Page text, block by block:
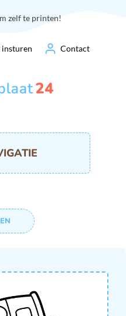
zelf te printen!
Contact